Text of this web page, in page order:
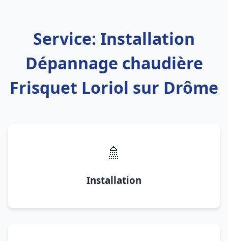
Service: Installation
Dépannage chaudière
Frisquet Loriol sur Drôme
🚿
Installation